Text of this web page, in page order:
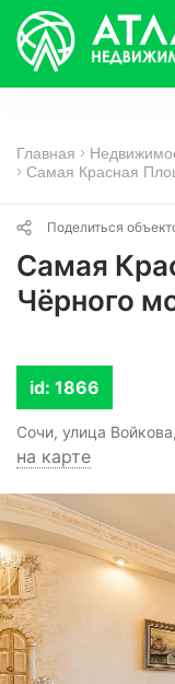
Главная
Самая Красная
Поделиться
Самая
Чёрного
id: 1866
Сочи, улица
на карте